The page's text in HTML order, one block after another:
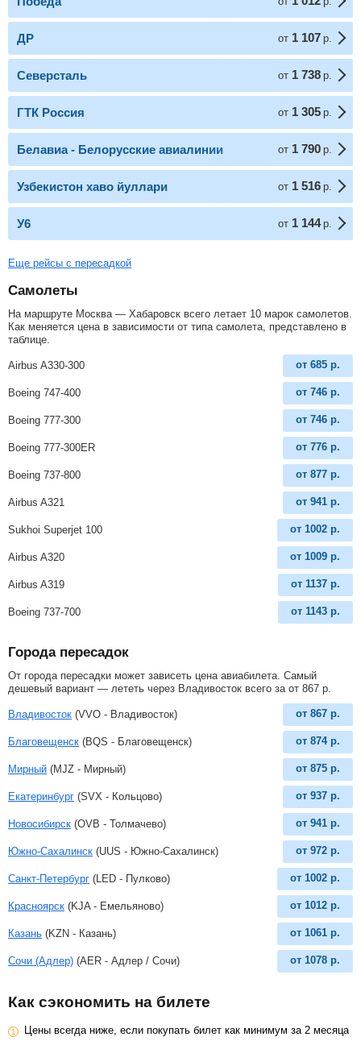
ДР от 1 107 р.
Северсталь от 1 738 р.
ГТК Россия от 1 305 р.
Белавиа - Белорусские авиалинии от 1 790 р.
Узбекистон хаво йуллари от 1 516 р.
У6 от 1 144 р.
Еще рейсы с пересадкой
Самолеты
На маршруте Москва — Хабаровск всего летает 10 марок самолетов.
Как меняется цена в зависимости от типа самолета, представлено в
таблице.
Airbus A330-300 от 685 р.
Boeing 747-400 от 746 р.
Boeing 777-300 от 746 р.
Boeing 777-300ER от 776 р.
Boeing 737-800 от 877 р.
Airbus A321 от 941 р.
Sukhoi Superjet 100 от 1002 р.
Airbus A320 от 1009 р.
Airbus A319 от 1137 р.
Boeing 737-700 от 1143 р.
Города пересадок
От города пересадки может зависеть цена авиабилета. Самый
дешевый вариант — лететь через Владивосток всего за от 867 р
Владивосток (VVO - Владивосток) от 867 р.
Благовещенск (BQS - Благовещенск) от 874 р.
Мирный (MJZ - Мирный) от 875 р.
Екатеринбург (SVX - Кольцово) от 937 р.
Новосибирск (OVB - Толмачево) от 941 р.
Южно-Сахалинск (UUS - Южно-Сахалинск) от 972 р.
Санкт-Петербург (LED - Пулково) от 1002 р.
Красноярск (KJA - Емельяново) от 1012 р.
Казань (KZN - Казань) от 1061 р.
Сочи (Адлер) (AER - Адлер / Сочи) от 1078 р.
Как сэкономить на билете
Цены всегда ниже, если покупать билет как минимум за 2 месяца